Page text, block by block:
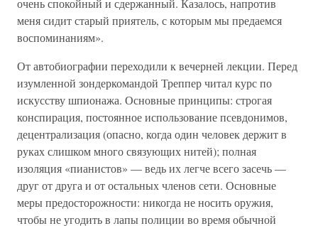
очень спокойный и сдержанный. Казалось, напротив
меня сидит старый приятель, с которым мы предаемся
воспоминаниям».
От автобиографии переходили к вечерней лекции. Перед
изумленной зондеркомандой Треппер читал курс по
искусству шпионажа. Основные принципы: строгая
конспирация, постоянное использование псевдонимов,
децентрализация (опасно, когда один человек держит в
руках слишком много связующих нитей); полная
изоляция «пианистов» — ведь их легче всего засечь —
друг от друга и от остальных членов сети. Основные
меры предосторожности: никогда не носить оружия,
чтобы не угодить в лапы полиции во время обычной